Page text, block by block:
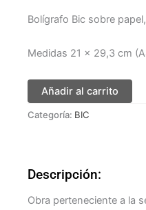
Bolígrafo Bic sobre
Medidas 21 x 29,3 cm
Añadir al carrito
Categoría: BIC
Descripción:
Obra perteneciente a la